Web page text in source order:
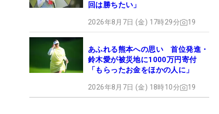
回は勝ちたい」
2026年8月7日 (金) 17時29分 19
あふれる熊本への思い 首位発進・
鈴木愛が被災地に1000万円寄付
「もらったお金をほかの人に」
2026年8月7日 (金) 18時10分 19